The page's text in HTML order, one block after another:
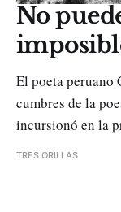
No
El poeta peruano
cumbres de la
incursionó en la
TRES ORILLAS